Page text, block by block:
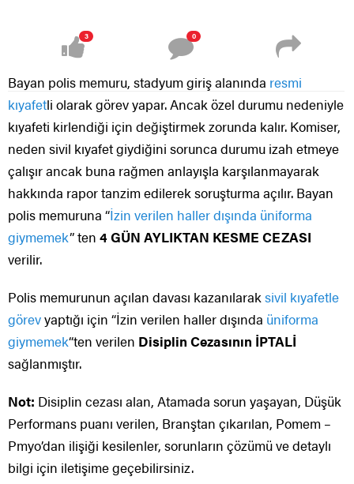
3 0
Bayan polis memuru, stadyum giriş alanında resmi
kıyafetli olarak görev yapar. Ancak özel durumu nedeniyle
kıyafeti kirlendiği için değiştirmek zorunda kalır. Komiser,
neden sivil kıyafet giydiğini sorunca durumu izah etmeye
çalışır ancak buna rağmen anlayışla karşılanmayarak
hakkında rapor tanzim edilerek soruşturma açılır. Bayan
polis memuruna “İzin verilen haller dışında üniforma
giymemek” ten 4 GÜN AYLIKTAN KESME CEZASI
verilir.
Polis memurunun açılan davası kazanılaraksivil kıyafetle
görevyaptığı için “İzin verilen haller dışında üniforma
giymemek“ten verilen Disiplin Cezasının İPTALİ
sağlanmıştır.
Not: Disiplin cezası alan, Atamada sorun yaşayan, Düşük
Performans puanı verilen, Branştan çıkarılan, Pomem –
Pmyo’dan ilişiği kesilenler, sorunların çözümü ve detaylı
bilgi için iletişime geçebilirsiniz.